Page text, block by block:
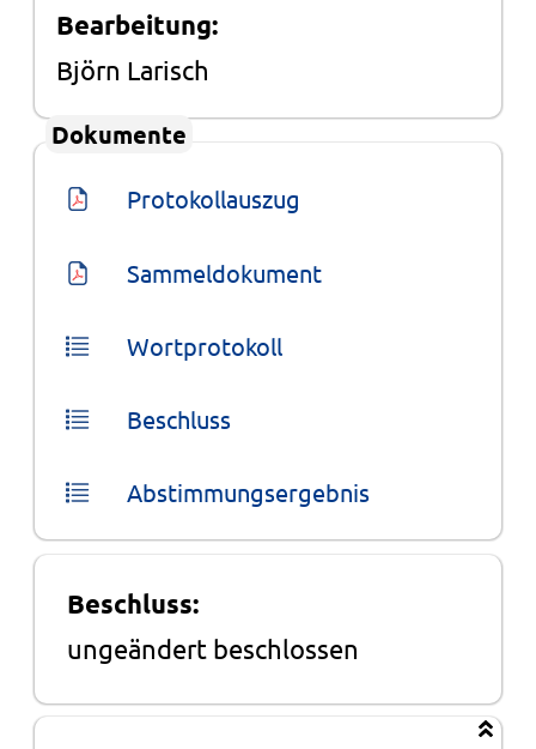
Bearbeitung:
Björn Larisch
Dokumente
Protokollauszug
Sammeldokument
Wortprotokoll
Beschluss
Abstimmungsergebnis
Beschluss:
ungeändert beschlossen